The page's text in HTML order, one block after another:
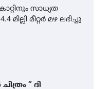
സാധ്യത
മീറ്റർ മഴ ലഭിച്ചു
” ദി